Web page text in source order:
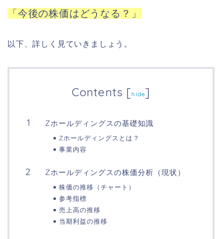
「今後の株価はどうなる？」
以下、詳しく見ていきましょう。
Contents [hide]
Zホールディングスの基礎知識
Zホールディングスとは？
事業内容
Zホールディングスの株価分析（現状）
株価の推移（チャート）
参考指標
売上高の推移
当期利益の推移